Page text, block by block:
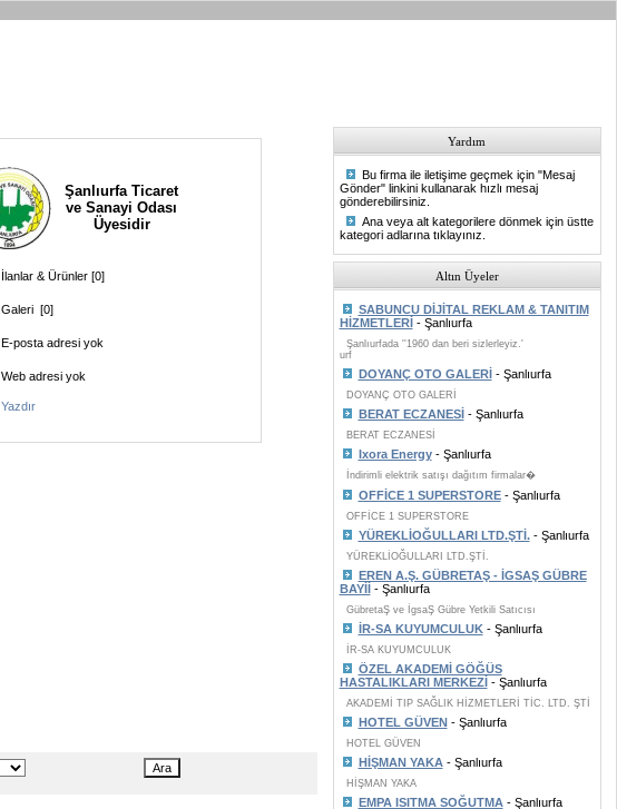
Şanlıurfa Ticaret
ve Sanayi Odası
Üyesidir
İlanlar & Ürünler [0]
Galeri [0]
E-posta adresi yok
Web adresi yok
Yazdır
Yardım
Bu firma ile iletişime geçmek için "Mesaj
Gönder" linkini kullanarak hızlı mesaj
gönderebilirsiniz.
Ana veya alt kategorilere dönmek için üstte
kategori adlarına tıklayınız.
Altın Üyeler
SABUNCU DİJİTAL REKLAM & TANITIM
HİZMETLERİ- Şanlıurfa
Şanlıurfada ''1960 dan beri sizlerleyiz.'
urf
DOYANÇ OTO GALERİ- Şanlıurfa
DOYANÇ OTO GALERİ
BERAT ECZANESİ- Şanlıurfa
BERAT ECZANESİ
Ixora Energy- Şanlıurfa
İndirimli elektrik satışı dağıtım firmalar�
OFFİCE 1 SUPERSTORE- Şanlıurfa
OFFİCE 1 SUPERSTORE
YÜREKLİOĞULLARI LTD.ŞTİ.- Şanlıurfa
YÜREKLİOĞULLARI LTD.ŞTİ.
EREN A.Ş. GÜBRETAŞ - İGSAŞ GÜBRE
BAYİİ- Şanlıurfa
GübretaŞ ve İgsaŞ Gübre Yetkili Satıcısı
İR-SA KUYUMCULUK- Şanlıurfa
İR-SA KUYUMCULUK
ÖZEL AKADEMİ GÖĞÜS
HASTALIKLARI MERKEZİ- Şanlıurfa
AKADEMİ TIP SAĞLIK HİZMETLERİ TİC. LTD. ŞTİ
HOTEL GÜVEN- Şanlıurfa
HOTEL GÜVEN
HİŞMAN YAKA - Şanlıurfa
HİŞMAN YAKA
EMPA ISITMA SOĞUTMA - Şanlıurfa